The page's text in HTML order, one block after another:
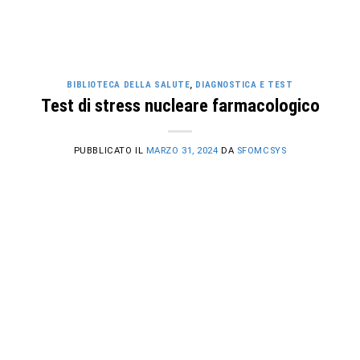
BIBLIOTECA DELLA SALUTE, DIAGNOSTICA E TEST
Test di stress nucleare farmacologico
PUBBLICATO IL MARZO 31, 2024 DA SFOMCSYS